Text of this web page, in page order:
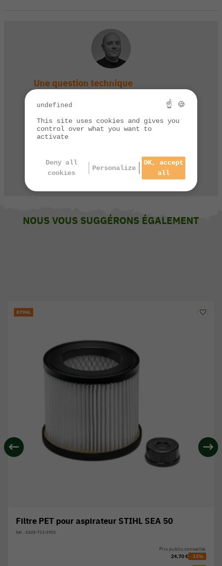
Une question technique
par téléphone de 9h à 13h et de 14h à 17h
CONTACTEZ-NOUS
NOUS VOUS SUGGÉRONS ÉGALEMENT
Filtre PET pour aspirateur STIHL SEA 50
Réf. : SA08-703-5900
Prix public conseillé:
24,70 € -15%
undefined ☝ 🍪
This site uses cookies and gives you
control over what you want to
activate
Deny all
cookies
Personalize
OK, accept
all